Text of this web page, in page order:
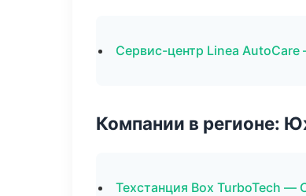
Сервис-центр Linea
Компании в регионе:
Техстанция Box TurboTech —